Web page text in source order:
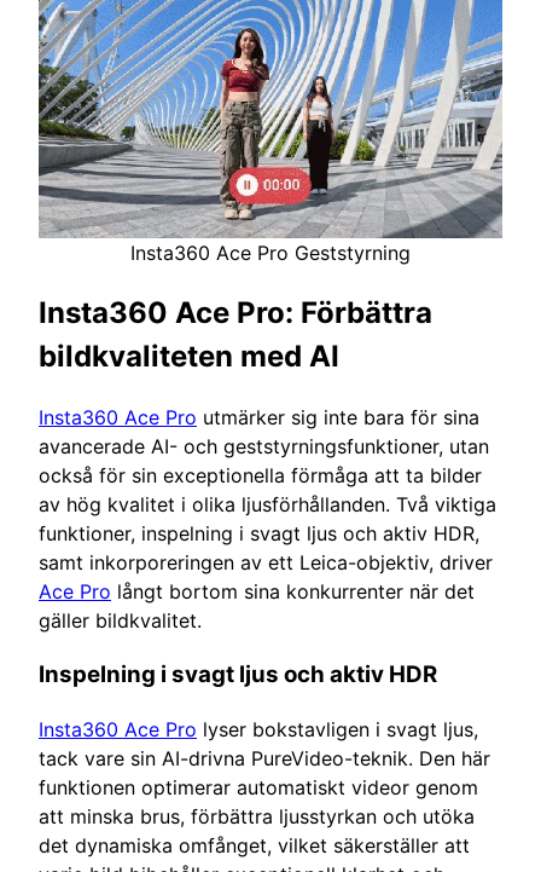
Insta360 Ace Pro Geststyrning
Insta360 Ace Pro: Förbättra
bildkvaliteten med AI
Insta360 Ace Pro utmärker sig inte bara för sina
avancerade AI- och geststyrningsfunktioner, utan
också för sin exceptionella förmåga att ta bilder
av hög kvalitet i olika ljusförhållanden. Två viktiga
funktioner, inspelning i svagt ljus och aktiv HDR,
samt inkorporeringen av ett Leica-objektiv, driver
Ace Pro långt bortom sina konkurrenter när det
gäller bildkvalitet.
Inspelning i svagt ljus och aktiv HDR
Insta360 Ace Pro lyser bokstavligen i svagt ljus,
tack vare sin AI-drivna PureVideo-teknik. Den här
funktionen optimerar automatiskt videor genom
att minska brus, förbättra ljusstyrkan och utöka
det dynamiska omfånget, vilket säkerställer att